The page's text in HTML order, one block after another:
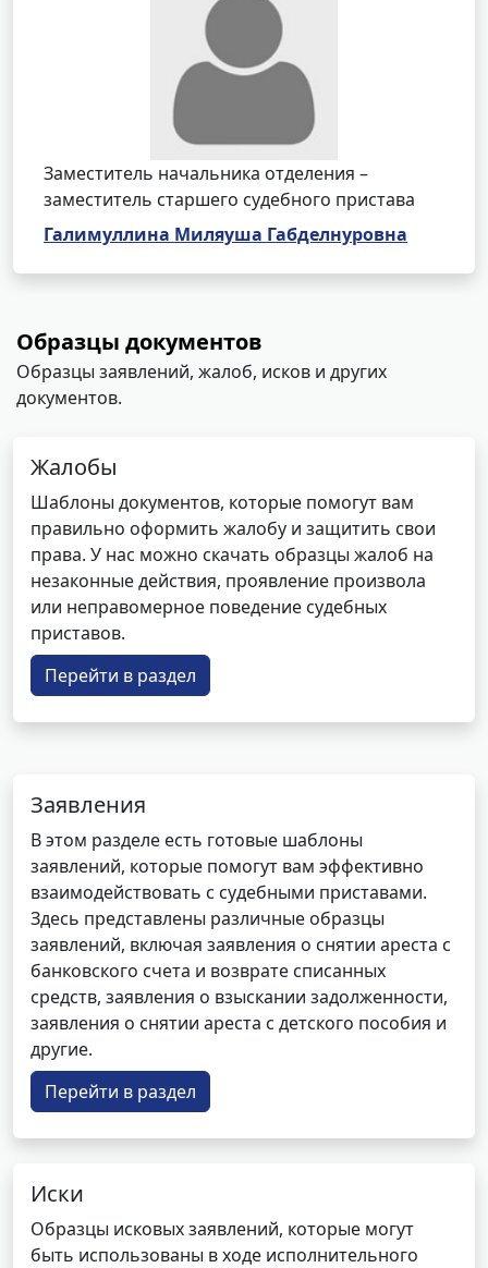
Заместитель начальника отделения –
заместитель старшего судебного пристава
Галимуллина Миляуша Габделнуровна
Образцы документов
Образцы заявлений, жалоб, исков и других
документов.
Жалобы
Шаблоны документов, которые помогут вам
правильно оформить жалобу и защитить свои
права. У нас можно скачать образцы жалоб на
незаконные действия, проявление произвола
или неправомерное поведение судебных
приставов.
Перейти в раздел
Заявления
В этом разделе есть готовые шаблоны
заявлений, которые помогут вам эффективно
взаимодействовать с судебными приставами.
Здесь представлены различные образцы
заявлений, включая заявления о снятии ареста с
банковского счета и возврате списанных
средств, заявления о взыскании задолженности,
заявления о снятии ареста с детского пособия и
другие.
Перейти в раздел
Иски
Образцы исковых заявлений, которые могут
быть использованы в ходе исполнительного